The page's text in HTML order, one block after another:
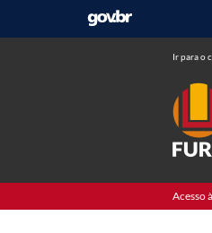
Ir para o
Acesso